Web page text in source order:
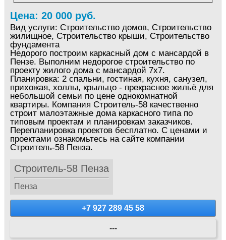
Цена: 20 000 руб.
Вид услуги: Строительство домов, Строительство
жилищное, Строительство крыши, Строительство
фундамента
Недорого построим каркасный дом с мансардой в
Пензе. Выполним недорогое строительство по
проекту жилого дома с мансардой 7х7.
Планировка: 2 спальни, гостиная, кухня, санузел,
прихожая, холлы, крыльцо - прекрасное жильё для
небольшой семьи по цене однокомнатной
квартиры. Компания Строитель-58 качественно
строит малоэтажные дома каркасного типа по
типовым проектам и планировкам заказчиков.
Перепланировка проектов бесплатно. С ценами и
проектами ознакомьтесь на сайте компании
Строитель-58 Пенза.
Строитель-58 Пенза
Пенза
+7 927 289 45 58
---